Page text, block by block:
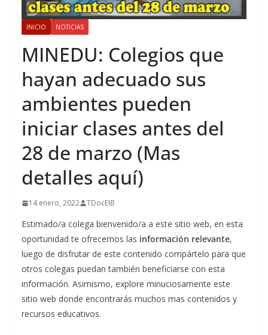
INICIO NOTICIAS
MINEDU: Colegios que
hayan adecuado sus
ambientes pueden
iniciar clases antes del
28 de marzo (Mas
detalles aquí)
14 enero, 2022 TDocEIB
Estimado/a colega bienvenido/a a este sitio web, en esta
oportunidad te ofrecemos las información relevante,
luego de disfrutar de este contenido compártelo para que
otros colegas puedan también beneficiarse con esta
información. Asimismo, explore minuciosamente este
sitio web donde encontrarás muchos mas contenidos y
recursos educativos.